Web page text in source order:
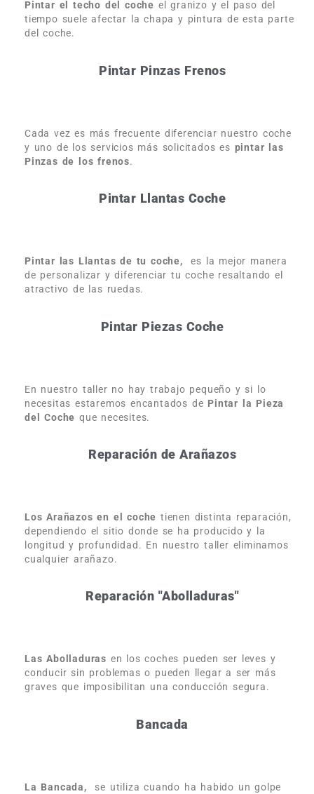
Pintar el techo del coche el granizo y el paso del
tiempo suele afectar la chapa y pintura de esta parte
del coche.
Pintar Pinzas Frenos
Cada vez es más frecuente diferenciar nuestro coche
y uno de los servicios más solicitados es pintar las
Pinzas de los frenos.
Pintar Llantas Coche
Pintar las Llantas de tu coche,
es la mejor manera
de personalizar y diferenciar tu coche resaltando el
atractivo de las ruedas.
Pintar Piezas Coche
En nuestro taller no hay trabajo pequeño y si lo
necesitas estaremos encantados de Pintar la Pieza
del Coche que necesites.
Reparación de Arañazos
Los Arañazos en el coche tienen distinta reparación,
dependiendo el sitio donde se ha producido y la
longitud y profundidad. En nuestro taller eliminamos
cualquier arañazo.
Reparación "Abolladuras"
Las Abolladuras en los coches pueden ser leves y
conducir sin problemas o pueden llegar a ser más
graves que imposibilitan una conducción segura.
Bancada
La Bancada,
se utiliza cuando ha habido un golpe